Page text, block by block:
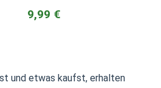
9,99 €
und etwas kaufst, erhalten